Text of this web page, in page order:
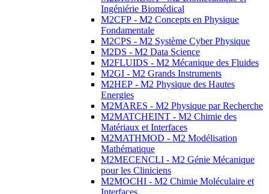
Ingéniérie Biomédical
M2CFP - M2 Concepts en Physique
Fondamentale
M2CPS - M2 Système Cyber Physique
M2DS - M2 Data Science
M2FLUIDS - M2 Mécanique des Fluides
M2GI - M2 Grands Instruments
M2HEP - M2 Physique des Hautes
Energies
M2MARES - M2 Physique par Recherche
M2MATCHEINT - M2 Chimie des
Matériaux et Interfaces
M2MATHMOD - M2 Modélisation
Mathématique
M2MECENCLI - M2 Génie Mécanique
pour les Cliniciens
M2MOCHI - M2 Chimie Moléculaire et
Interfaces